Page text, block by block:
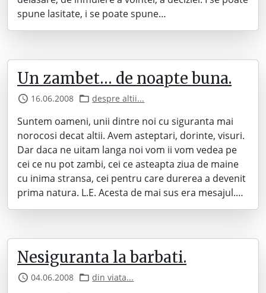
spune lasitate, i se poate spune…
Un zambet… de noapte buna.
16.06.2008 despre altii...
Suntem oameni, unii dintre noi cu siguranta mai
norocosi decat altii. Avem asteptari, dorinte, visuri.
Dar daca ne uitam langa noi vom ii vom vedea pe
cei ce nu pot zambi, cei ce asteapta ziua de maine
cu inima stransa, cei pentru care durerea a devenit
prima natura. L.E. Acesta de mai sus era mesajul.…
Nesiguranta la barbati.
04.06.2008 din viata...